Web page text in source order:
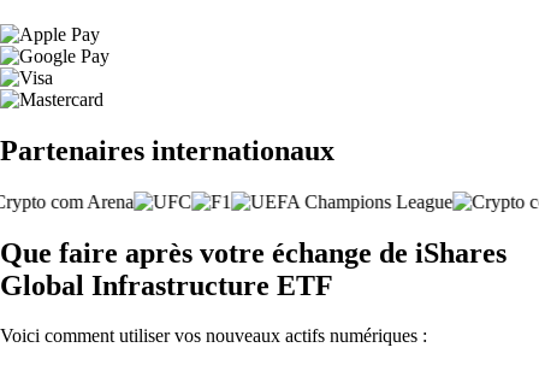
Partenaires internationaux
Que faire après votre échange de iShares
Global Infrastructure ETF
Voici comment utiliser vos nouveaux actifs numériques :